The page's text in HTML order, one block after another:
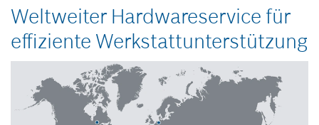
Weltweiter Hardwareservice für
effiziente Werkstattunterstützung